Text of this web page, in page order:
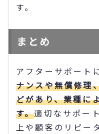
す。
まとめ
アフターサポート
ナンスや無償修理
どがあり、業種に
す。適切なサポー
上や顧客のリピー